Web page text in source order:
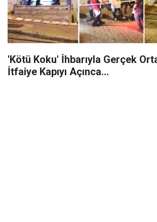
'Kötü Koku' İhbarıyla Gerçek
İtfaiye Kapıyı Açınca...